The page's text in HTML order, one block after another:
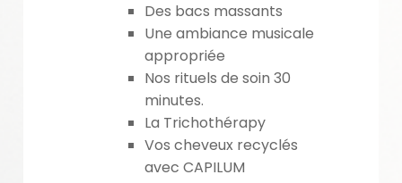
Des bacs massants
Une ambiance musicale
appropriée
Nos rituels de soin 30
minutes.
La Trichothérapy
Vos cheveux recyclés
avec CAPILUM